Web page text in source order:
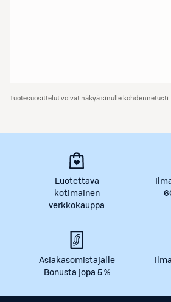
Tuotesuosittelut voivat näkyä sinulle kohdennetusti
Luotettava
kotimainen
verkkokauppa
Asiakasomistajalle
Bonusta jopa 5 %